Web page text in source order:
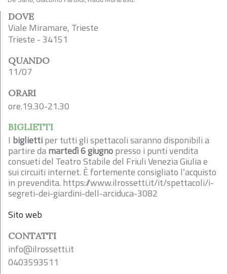
DOVE
Viale Miramare, Trieste
Trieste - 34151
QUANDO
11/07
ORARI
ore.19.30-21.30
BIGLIETTI
I bigliettiper tutti gli spettacoli saranno disponibili a
partire damartedì 6 giugnopresso i punti vendita
consueti del Teatro Stabile del Friuli Venezia Giulia e
sui circuiti internet. È fortemente consigliato l’acquisto
in prevendita. https://www.ilrossetti.it/it/spettacoli/i-
segreti-dei-giardini-dell-arciduca-3082
Sito web
CONTATTI
info@ilrossetti.it
0403593511